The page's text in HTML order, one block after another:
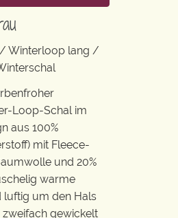
Winterloop lang /
Loop-Schal im
aus 100%
mit Fleece-
und 20%
warme
luftig um den Hals
gewickelt